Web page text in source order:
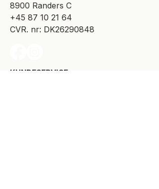
8900 Randers C
+45 87 10 21 64
CVR. nr: DK26290848
KUNDESERVICE​